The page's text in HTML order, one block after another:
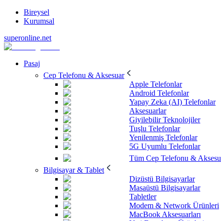
Bireysel
Kurumsal
superonline.net
Pasaj
Cep Telefonu & Aksesuar
Apple Telefonlar
Android Telefonlar
Yapay Zeka (AI) Telefonlar
Aksesuarlar
Giyilebilir Teknolojiler
Tuşlu Telefonlar
Yenilenmiş Telefonlar
5G Uyumlu Telefonlar
Tüm Cep Telefonu &
Bilgisayar & Tablet
Dizüstü Bilgisayarlar
Masaüstü Bilgisayarlar
Tabletler
Modem & Network Ürünleri
MacBook Aksesuarları